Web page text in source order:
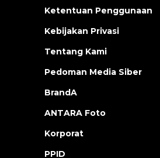
Ketentuan Penggunaan
Kebijakan Privasi
Tentang Kami
Pedoman Media Siber
BrandA
ANTARA Foto
Korporat
PPID